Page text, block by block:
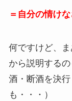
＝自分の情けな
何ですけど、
から説明する
酒・断酒を決
も・・・）